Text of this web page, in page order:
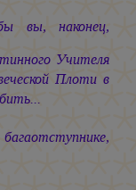
вы, наконец,
Учителя
Плоти в